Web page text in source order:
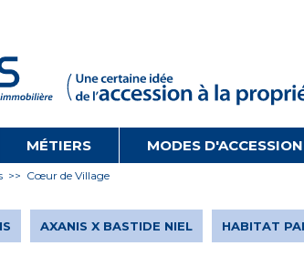
MÉTIERS MODES D'ACCESSION
>> Cœur de Village
AXANIS X BASTIDE NIEL HABITAT